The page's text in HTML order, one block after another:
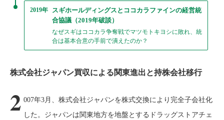
2019年
スギホールディングスとココカラファインの経営統
合協議（2019年破談）
なぜスギはココカラ争奪戦でマツモトキヨシに敗れ、統
合は基本合意の手前で潰えたのか？
株式会社ジャパン買収による関東進出と持株会社移行
2 007年3月、株式会社ジャパンを株式交換により完全子会社化
した。ジャパンは関東地方を地盤とするドラッグストアチェ